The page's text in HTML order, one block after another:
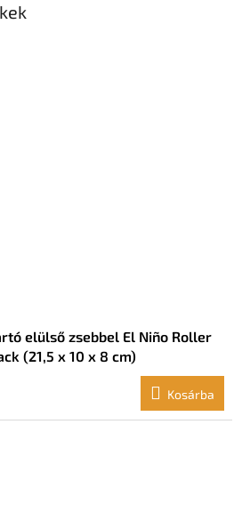
elülső zsebbel El Niño Roller
(21,5 x 10 x 8 cm)
Kosárba